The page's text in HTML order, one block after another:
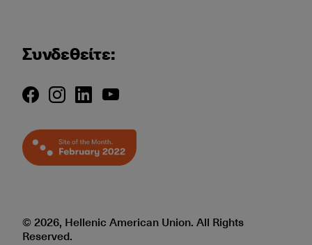
Συνδεθείτε:
© 2026, Hellenic American Union. All Rights
Reserved.